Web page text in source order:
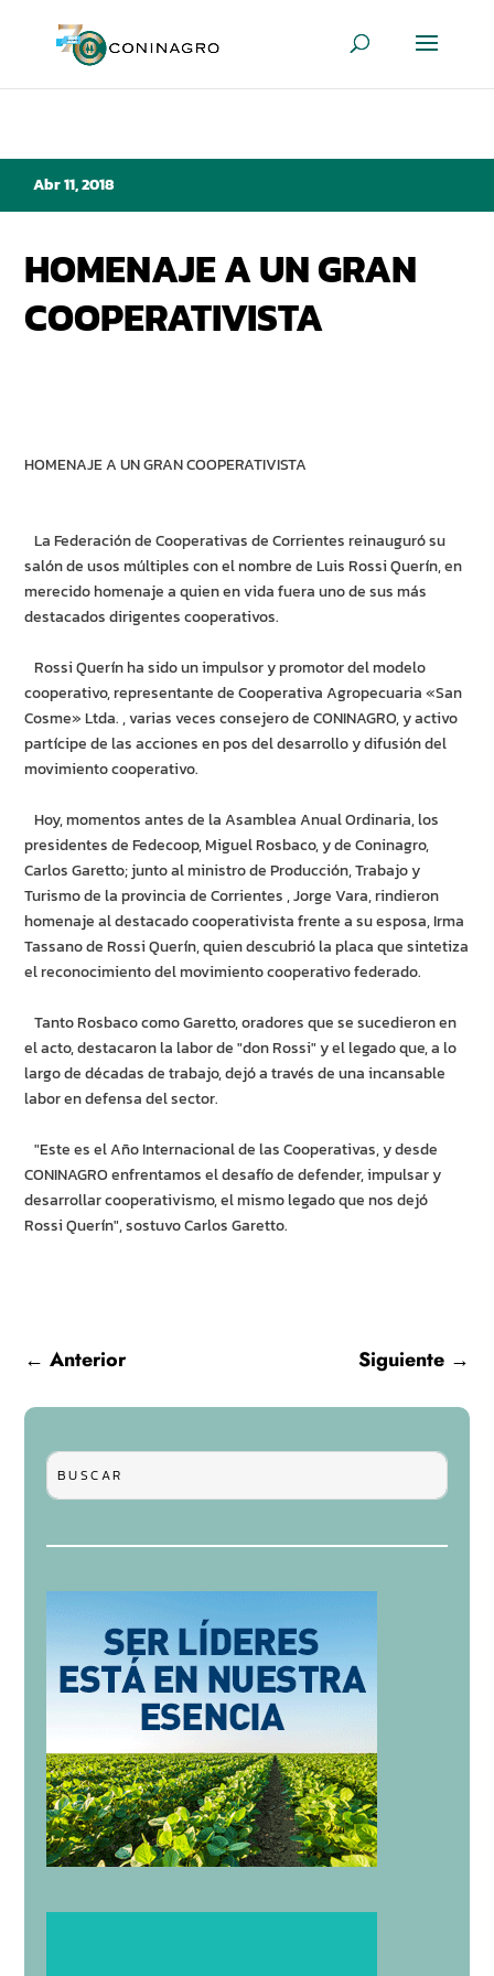
Abr 11, 2018
HOMENAJE A UN GRAN
COOPERATIVISTA
HOMENAJE A UN GRAN COOPERATIVISTA
La Federación de Cooperativas de Corrientes reinauguró su
salón de usos múltiples con el nombre de Luis Rossi Querín, en
merecido homenaje a quien en vida fuera uno de sus más
destacados dirigentes cooperativos.
Rossi Querín ha sido un impulsor y promotor del modelo
cooperativo, representante de Cooperativa Agropecuaria «San
Cosme» Ltda. , varias veces consejero de CONINAGRO, y activo
partícipe de las acciones en pos del desarrollo y difusión del
movimiento cooperativo.
Hoy, momentos antes de la Asamblea Anual Ordinaria, los
presidentes de Fedecoop, Miguel Rosbaco, y de Coninagro,
Carlos Garetto; junto al ministro de Producción, Trabajo y
Turismo de la provincia de Corrientes , Jorge Vara, rindieron
homenaje al destacado cooperativista frente a su esposa, Irma
Tassano de Rossi Querín, quien descubrió la placa que sintetiza
el reconocimiento del movimiento cooperativo federado.
Tanto Rosbaco como Garetto, oradores que se sucedieron en
el acto, destacaron la labor de "don Rossi" y el legado que, a lo
largo de décadas de trabajo, dejó a través de una incansable
labor en defensa del sector.
"Este es el Año Internacional de las Cooperativas, y desde
CONINAGRO enfrentamos el desafío de defender, impulsar y
desarrollar cooperativismo, el mismo legado que nos dejó
Rossi Querín", sostuvo Carlos Garetto.
←Anterior Siguiente→